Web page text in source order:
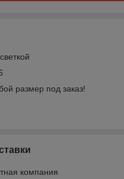
размер под заказ!
компания